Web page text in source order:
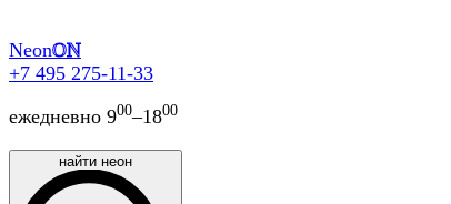
NeonON
+7 495 275-11-33
ежедневно 900–1800
найти неон